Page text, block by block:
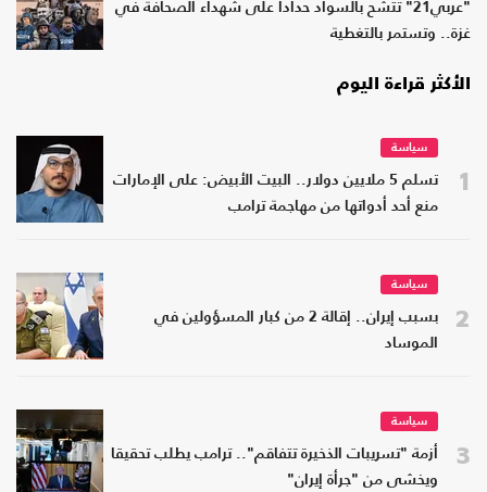
"عربي21" تتشح بالسواد حدادا على شهداء الصحافة في
غزة.. وتستمر بالتغطية
الأكثر قراءة اليوم
1
سياسة
تسلم 5 ملايين دولار.. البيت الأبيض: على الإمارات
منع أحد أدواتها من مهاجمة ترامب
2
سياسة
بسبب إيران.. إقالة 2 من كبار المسؤولين في
الموساد
3
سياسة
أزمة "تسريبات الذخيرة تتفاقم".. ترامب يطلب تحقيقا
ويخشى من "جرأة إيران"